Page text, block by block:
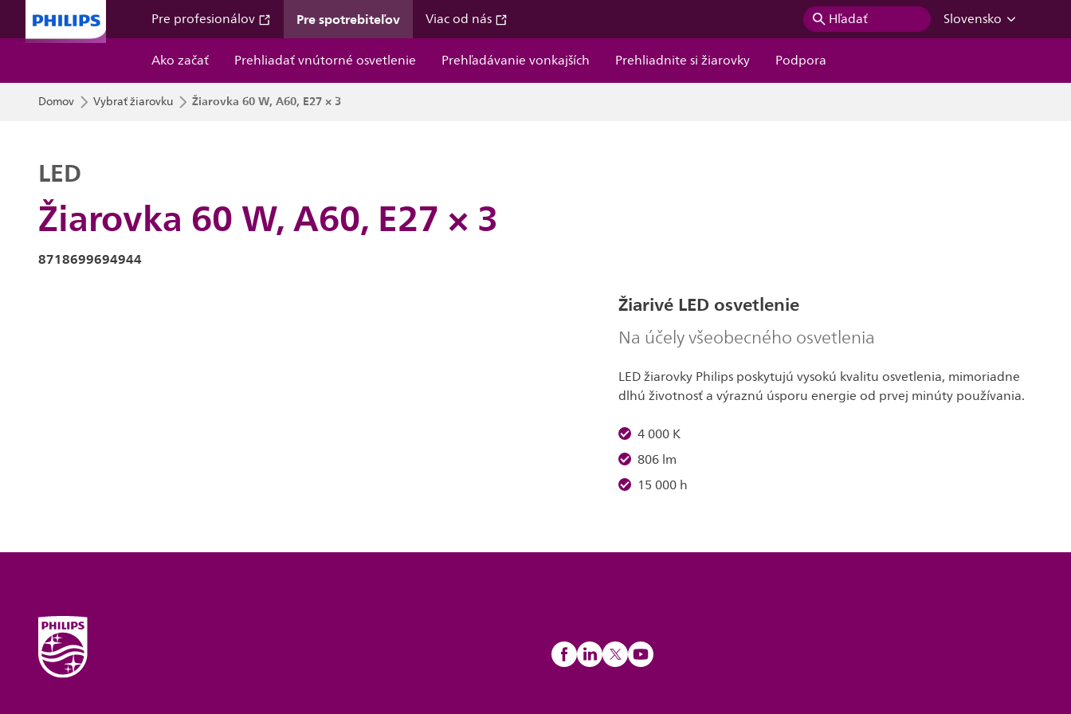
Pre profesionálov Pre spotrebiteľov Viac od nás Hľadať
Slovensko
Ako začať
Prehliadať vnútorné osvetlenie Prehľadávanie vonkajších Prehliadnite si žiarovky Podpora
Domov Vybrať žiarovku Žiarovka 60 W, A60, E27 × 3
Žiarovka 60 W, A60, E27 × 3
LED
8718699694944
Žiarivé LED osvetlenie
Na účely všeobecného osvetlenia
LED žiarovky Philips poskytujú vysokú kvalitu osvetlenia, mimoriadne
dlhú životnosť a výraznú úsporu energie od prvej minúty používania.
4 000 K
806 lm
15 000 h